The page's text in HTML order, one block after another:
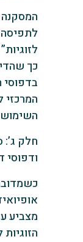
המסקנה
כך
המרכזי
חלק ג’:
ודפוסי
מצביע